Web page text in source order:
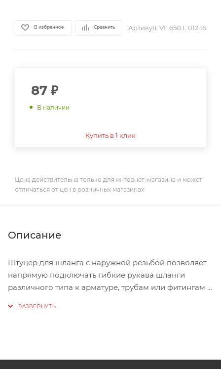
В избранное Сравнить Артикул: VF.650.L.012.16
87 ₽
В наличии
Купить в 1 клик
Цена действительна только для интернет-магазина и может
отличаться от цен в розничных магазинах
Описание
Штуцер для шланга с наружной резьбой позволяет
напрямую подключать гибкие рукава шланги
различного типа к арматуре, трубам или фитингам с
давление (PN) 2,5 и 4,0 МПа и температуру